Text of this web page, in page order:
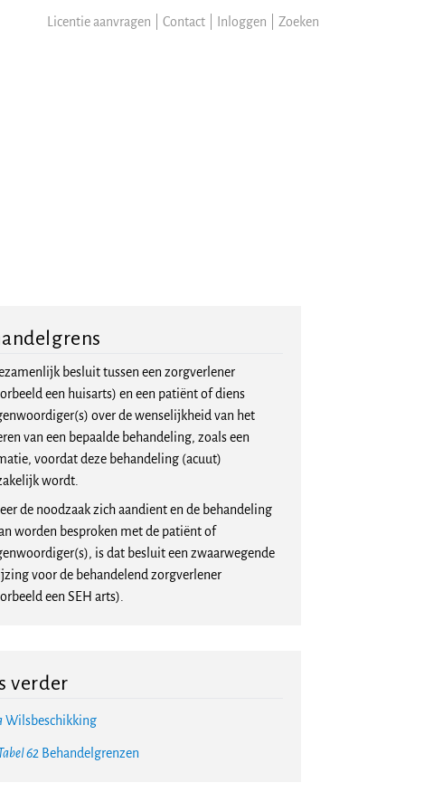
Licentie aanvragen Contact Inloggen Zoeken
besluit tussen een zorgverlener
een huisarts) en een patiënt of diens
over de wenselijkheid van het
van een bepaalde behandeling, zoals een
voordat deze behandeling (acuut)
wordt.
de noodzaak zich aandient en de behandeling
worden besproken met de patiënt of
is dat besluit een zwaarwegende
voor de behandelend zorgverlener
een SEH arts).
verder
Wilsbeschikking
62 Behandelgrenzen